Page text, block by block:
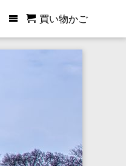
買い物かご